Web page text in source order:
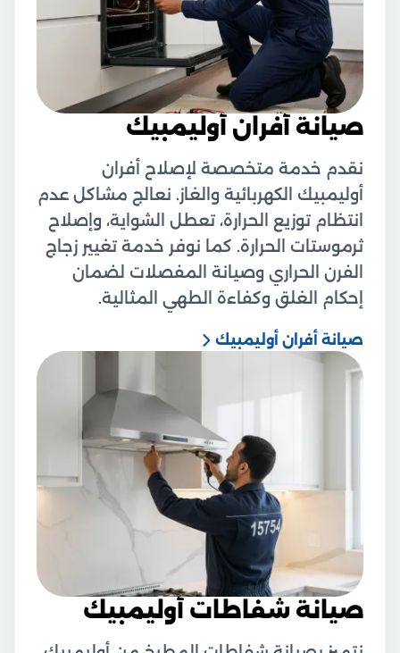
صيانة أفران أوليمبيك
نقدم خدمة متخصصة لإصلاح أفران
أوليمبيك الكهربائية والغاز. نعالج مشاكل عدم
انتظام توزيع الحرارة، تعطل الشواية، وإصلاح
ثرموستات الحرارة. كما نوفر خدمة تغيير زجاج
الفرن الحراري وصيانة المفصلات لضمان
إحكام الغلق وكفاءة الطهي المثالية.
صيانة أفران أوليمبيك
صيانة شفاطات أوليمبيك